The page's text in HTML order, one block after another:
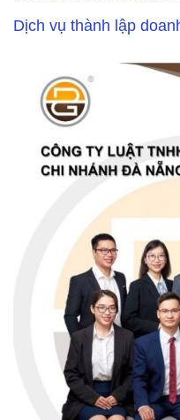
Dịch vụ thành lập